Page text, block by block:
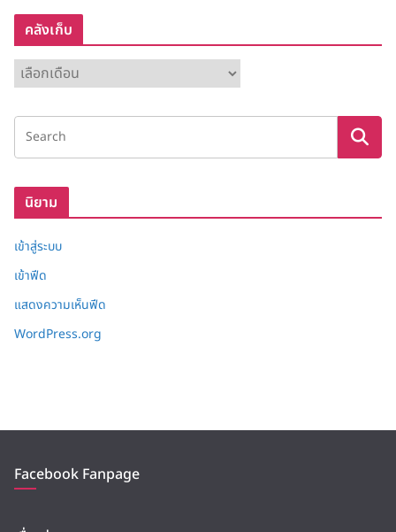
คลังเก็บ
ลั
ง
ก็
นิยาม
เข้าสู่ระบบ
เข้าฟีด
แสดงความเห็นฟีด
WordPress.org
Facebook Fanpage